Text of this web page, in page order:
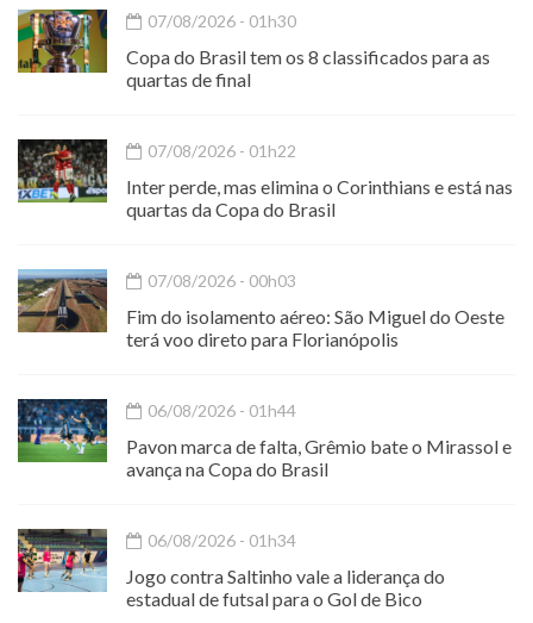
07/08/2026 - 01h30
Copa do Brasil tem os 8 classificados para as
quartas de final
07/08/2026 - 01h22
Inter perde, mas elimina o Corinthians e está nas
quartas da Copa do Brasil
07/08/2026 - 00h03
Fim do isolamento aéreo: São Miguel do Oeste
terá voo direto para Florianópolis
06/08/2026 - 01h44
Pavon marca de falta, Grêmio bate o Mirassol e
avança na Copa do Brasil
06/08/2026 - 01h34
Jogo contra Saltinho vale a liderança do
estadual de futsal para o Gol de Bico